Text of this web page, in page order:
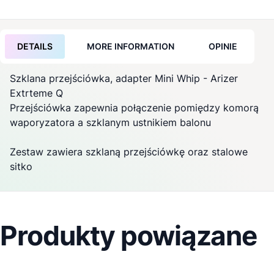
DETAILS MORE INFORMATION OPINIE
Szklana przejściówka, adapter Mini Whip - Arizer
Extrteme Q
Przejściówka zapewnia połączenie pomiędzy komorą
waporyzatora a szklanym ustnikiem balonu
Zestaw zawiera szklaną przejściówkę oraz stalowe
sitko
Produkty powiązane